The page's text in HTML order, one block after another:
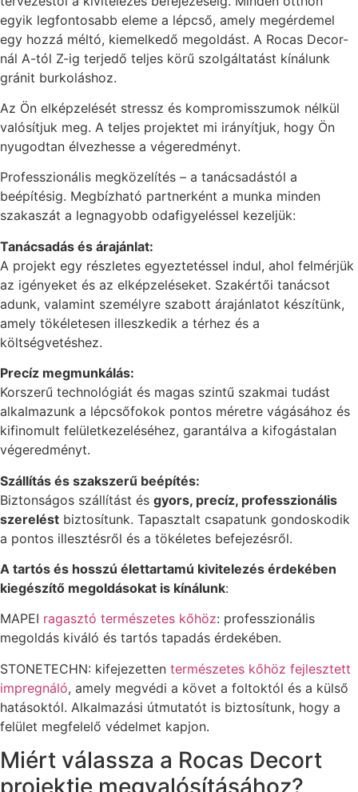
egyik legfontosabb eleme a lépcső, amely megérdemel
egy hozzá méltó, kiemelkedő megoldást. A Rocas Decor-
nál A-tól Z-ig terjedő teljes körű szolgáltatást kínálunk
gránit burkoláshoz.
Az Ön elképzelését stressz és kompromisszumok nélkül
valósítjuk meg. A teljes projektet mi irányítjuk, hogy Ön
nyugodtan élvezhesse a végeredményt.
Professzionális megközelítés – a tanácsadástól a
beépítésig. Megbízható partnerként a munka minden
szakaszát a legnagyobb odafigyeléssel kezeljük:
Tanácsadás és árajánlat:
A projekt egy részletes egyeztetéssel indul, ahol felmérjük
az igényeket és az elképzeléseket. Szakértői tanácsot
adunk, valamint személyre szabott árajánlatot készítünk,
amely tökéletesen illeszkedik a térhez és a
költségvetéshez.
Precíz megmunkálás:
Korszerű technológiát és magas szintű szakmai tudást
alkalmazunk a lépcsőfokok pontos méretre vágásához és
kifinomult felületkezeléséhez, garantálva a kifogástalan
végeredményt.
Szállítás és szakszerű beépítés:
Biztonságos szállítást és gyors, precíz, professzionális
szerelést biztosítunk. Tapasztalt csapatunk gondoskodik
a pontos illesztésről és a tökéletes befejezésről.
A tartós és hosszú élettartamú kivitelezés érdekében
kiegészítő megoldásokat is kínálunk:
MAPEI ragasztó természetes kőhöz: professzionális
megoldás kiváló és tartós tapadás érdekében.
STONETECHN: kifejezetten természetes kőhöz fejlesztett
impregnáló, amely megvédi a követ a foltoktól és a külső
hatásoktól. Alkalmazási útmutatót is biztosítunk, hogy a
felület megfelelő védelmet kapjon.
Miért válassza a Rocas Decort
projektje megvalósításához?